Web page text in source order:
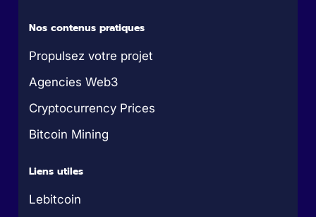
Nos contenus pratiques
Propulsez votre projet
Agencies Web3
Cryptocurrency Prices
Bitcoin Mining
Liens utiles
Lebitcoin